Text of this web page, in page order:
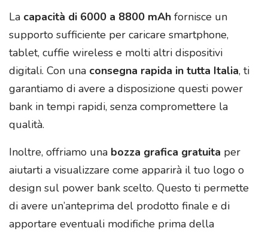
La capacità di 6000 a 8800 mAh fornisce un
supporto sufficiente per caricare smartphone,
tablet, cuffie wireless e molti altri dispositivi
digitali. Con una consegna rapida in tutta Italia, ti
garantiamo di avere a disposizione questi power
bank in tempi rapidi, senza compromettere la
qualità.
Inoltre, offriamo una bozza grafica gratuita per
aiutarti a visualizzare come apparirà il tuo logo o
design sul power bank scelto. Questo ti permette
di avere un’anteprima del prodotto finale e di
apportare eventuali modifiche prima della